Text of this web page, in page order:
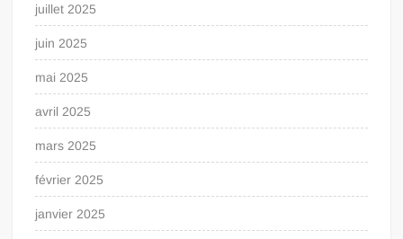
juillet 2025
juin 2025
mai 2025
avril 2025
mars 2025
février 2025
janvier 2025